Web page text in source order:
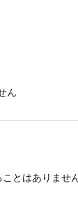
ん
とはありません